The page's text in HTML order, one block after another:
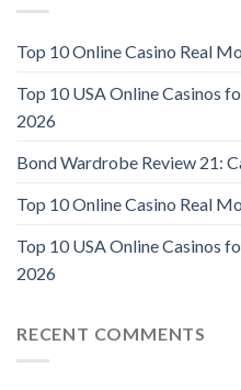
Top 10 Online Casino Real
Top 10 USA Online Casinos
2026
Bond Wardrobe Review 21:
Top 10 Online Casino Real
Top 10 USA Online Casinos
2026
RECENT COMMENTS